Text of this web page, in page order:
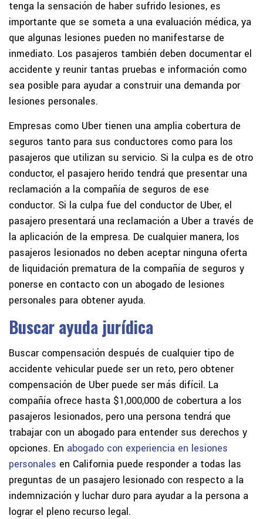
tenga la sensación de haber sufrido lesiones, es
importante que se someta a una evaluación médica, ya
que algunas lesiones pueden no manifestarse de
inmediato. Los pasajeros también deben documentar el
accidente y reunir tantas pruebas e información como
sea posible para ayudar a construir una demanda por
lesiones personales.
Empresas como Uber tienen una amplia cobertura de
seguros tanto para sus conductores como para los
pasajeros que utilizan su servicio. Si la culpa es de otro
conductor, el pasajero herido tendrá que presentar una
reclamación a la compañía de seguros de ese
conductor. Si la culpa fue del conductor de Uber, el
pasajero presentará una reclamación a Uber a través de
la aplicación de la empresa. De cualquier manera, los
pasajeros lesionados no deben aceptar ninguna oferta
de liquidación prematura de la compañía de seguros y
ponerse en contacto con un abogado de lesiones
personales para obtener ayuda.
Buscar ayuda jurídica
Buscar compensación después de cualquier tipo de
accidente vehicular puede ser un reto, pero obtener
compensación de Uber puede ser más difícil. La
compañía ofrece hasta $1,000,000 de cobertura a los
pasajeros lesionados, pero una persona tendrá que
trabajar con un abogado para entender sus derechos y
opciones. En abogado con experiencia en lesiones
personales en California puede responder a todas las
preguntas de un pasajero lesionado con respecto a la
indemnización y luchar duro para ayudar a la persona a
lograr el pleno recurso legal.